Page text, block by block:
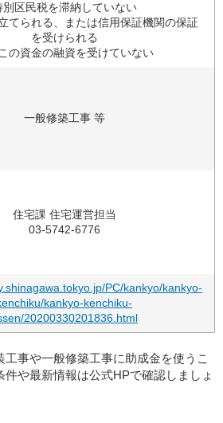
別区民税を滞納していない
てられる、または信用保証機関の保証
を受けられる
の資金の融資を受けていない
一般修築工事 等
住宅課 住宅運営担当
03-5742-6776
PC/kankyo/kankyo-
kankyo-kenchiku-
20200330201836.html
事や一般修築工事に助成金を使うこ
件や最新情報は公式HPで確認しましょ